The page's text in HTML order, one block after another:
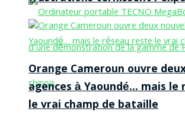
Orange Cameroun ouvre
agences à Yaoundé… mais le
le vrai champ de bataille